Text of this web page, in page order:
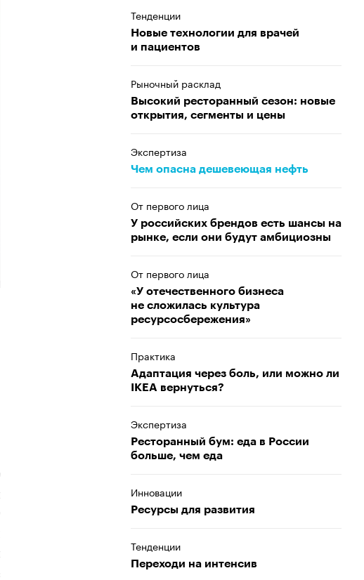
Тенденции
Новые технологии для врачей
и пациентов
Рыночный расклад
Высокий ресторанный сезон: новые
открытия, сегменты и цены
Экспертиза
Чем опасна дешевеющая нефть
От первого лица
У российских брендов есть шансы на
рынке, если они будут амбициозны
От первого лица
«У отечественного бизнеса
не сложилась культура
ресурсосбережения»
Практика
Адаптация через боль, или можно ли
IKEA вернуться?
Экспертиза
Ресторанный бум: еда в России
больше, чем еда
Инновации
Ресурсы для развития
Тенденции
Переходи на интенсив